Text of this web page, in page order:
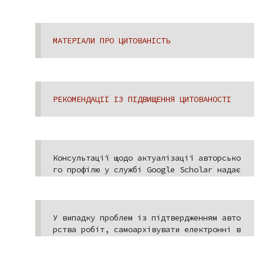
МАТЕРІАЛИ ПРО ЦИТОВАНІСТЬ
РЕКОМЕНДАЦІЇ ІЗ ПІДВИЩЕННЯ ЦИТОВАНОСТІ
Консультації щодо актуалізації авторсько
го профілю у службі Google Scholar надає
тел. 204-96-72, science@library.kpi.ua)
У випадку проблем із підтвердженням авто
рства робіт, самоархівувати електронні в